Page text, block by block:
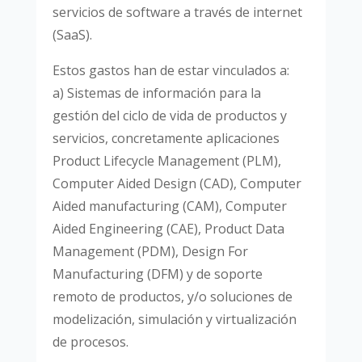
servicios de software a través de internet
(SaaS).
Estos gastos han de estar vinculados a:
a) Sistemas de información para la
gestión del ciclo de vida de productos y
servicios, concretamente aplicaciones
Product Lifecycle Management (PLM),
Computer Aided Design (CAD), Computer
Aided manufacturing (CAM), Computer
Aided Engineering (CAE), Product Data
Management (PDM), Design For
Manufacturing (DFM) y de soporte
remoto de productos, y/o soluciones de
modelización, simulación y virtualización
de procesos.